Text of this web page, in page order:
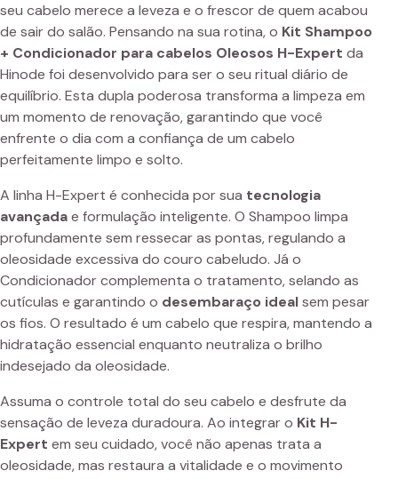
seu cabelo merece a leveza e o frescor de quem acabou
de sair do salão. Pensando na sua rotina, o Kit Shampoo
+ Condicionador para cabelos Oleosos H-Expert da
Hinode foi desenvolvido para ser o seu ritual diário de
equilíbrio. Esta dupla poderosa transforma a limpeza em
um momento de renovação, garantindo que você
enfrente o dia com a confiança de um cabelo
perfeitamente limpo e solto.
A linha H-Expert é conhecida por sua tecnologia
avançadae formulação inteligente. O Shampoo limpa
profundamente sem ressecar as pontas, regulando a
oleosidade excessiva do couro cabeludo. Já o
Condicionador complementa o tratamento, selando as
cutículas e garantindo o desembaraço idealsem pesar
os fios. O resultado é um cabelo que respira, mantendo a
hidratação essencial enquanto neutraliza o brilho
indesejado da oleosidade.
Assuma o controle total do seu cabelo e desfrute da
sensação de leveza duradoura. Ao integrar o Kit H-
Expert em seu cuidado, você não apenas trata a
oleosidade, mas restaura a vitalidade e o movimento